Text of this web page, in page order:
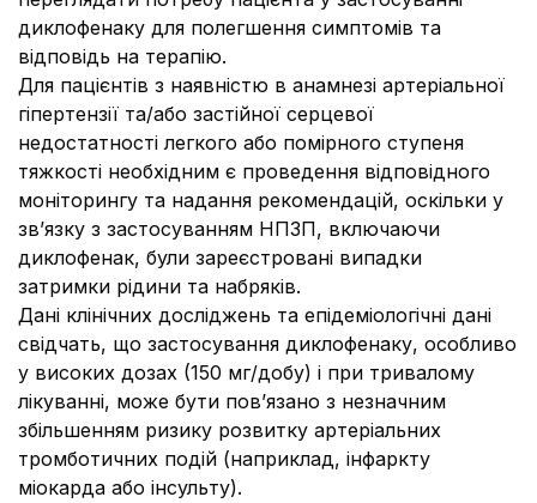
диклофенаку для полегшення симптомів та
відповідь на терапію.
Для пацієнтів з наявністю в анамнезі артеріальної
гіпертензії та/або застійної серцевої
недостатності легкого або помірного ступеня
тяжкості необхідним є проведення відповідного
моніторингу та надання рекомендацій, оскільки у
зв’язку з застосуванням НПЗП, включаючи
диклофенак, були зареєстровані випадки
затримки рідини та набряків.
Дані клінічних досліджень та епідеміологічні дані
свідчать, що застосування диклофенаку, особливо
у високих дозах (150 мг/добу) і при тривалому
лікуванні, може бути пов’язано з незначним
збільшенням ризику розвитку артеріальних
тромботичних подій (наприклад, інфаркту
міокарда або інсульту).